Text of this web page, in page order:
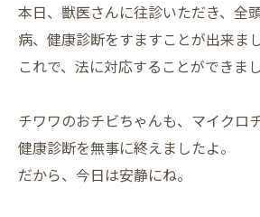
本日、獣医さんに往診いただき、全
病、健康診断をすますことが出来まし
これで、法に対応することができまし
チワワのおチビちゃんも、マイクロ
健康診断を無事に終えましたよ。
だから、今日は安静にね。